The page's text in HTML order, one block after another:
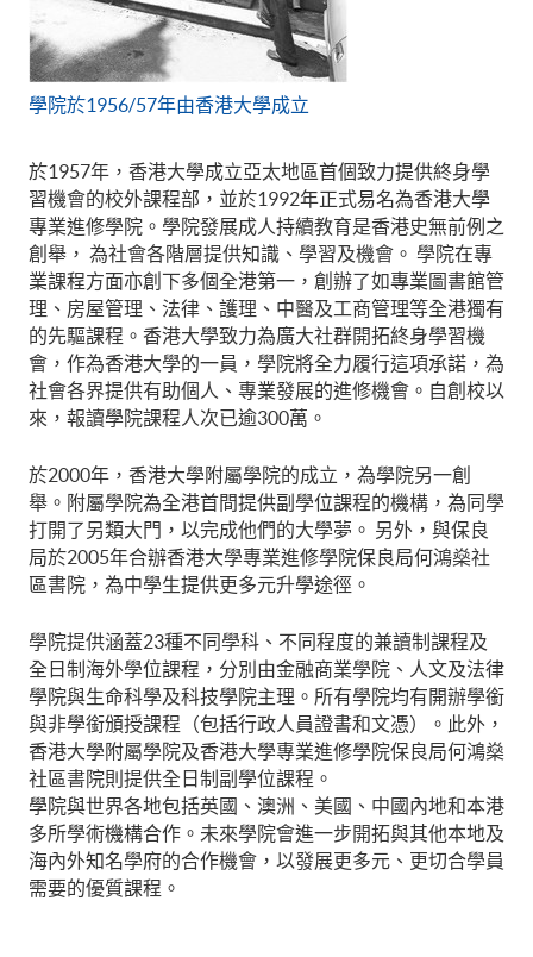
學院於1956/57年由香港大學成立
於1957年，香港大學成立亞太地區首個致力提供終身學
習機會的校外課程部，並於1992年正式易名為香港大學
專業進修學院。學院發展成人持續教育是香港史無前例之
創舉， 為社會各階層提供知識、學習及機會。 學院在專
業課程方面亦創下多個全港第一，創辦了如專業圖書館管
理、房屋管理、法律、護理、中醫及工商管理等全港獨有
的先驅課程。香港大學致力為廣大社群開拓終身學習機
會，作為香港大學的一員，學院將全力履行這項承諾，為
社會各界提供有助個人、專業發展的進修機會。自創校以
來，報讀學院課程人次已逾300萬。
於2000年，香港大學附屬學院的成立，為學院另一創
舉。附屬學院為全港首間提供副學位課程的機構，為同學
打開了另類大門，以完成他們的大學夢。 另外，與保良
局於2005年合辦香港大學專業進修學院保良局何鴻燊社
區書院，為中學生提供更多元升學途徑。
學院提供涵蓋23種不同學科、不同程度的兼讀制課程及
全日制海外學位課程，分別由金融商業學院、人文及法律
學院與生命科學及科技學院主理。所有學院均有開辦學銜
與非學銜頒授課程（包括行政人員證書和文憑）。此外，
香港大學附屬學院及香港大學專業進修學院保良局何鴻燊
社區書院則提供全日制副學位課程。
學院與世界各地包括英國、澳洲、美國、中國內地和本港
多所學術機構合作。未來學院會進一步開拓與其他本地及
海內外知名學府的合作機會，以發展更多元、更切合學員
需要的優質課程。